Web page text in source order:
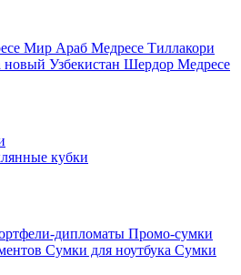
Мир Араб Медресе Тиллакори
новый Узбекистан Шердор Медресе
кубки
дипломаты Промо-сумки
Сумки для ноутбука Сумки